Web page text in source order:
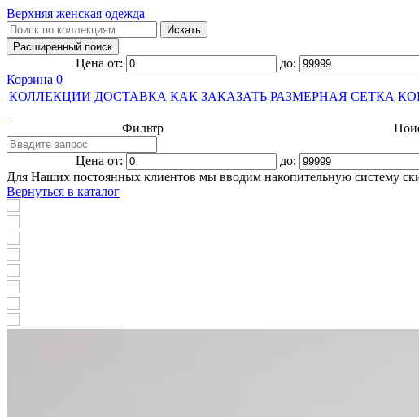
Верхняя женская одежда
Цена от: до:
Корзина 0
КОЛЛЕКЦИИ ДОСТАВКА КАК ЗАКАЗАТЬ РАЗМЕРНАЯ СЕТКА
Фильтр
Цена от: до:
Для Наших постоянных клиентов мы вводим накопительную систему
Вернуться в каталог